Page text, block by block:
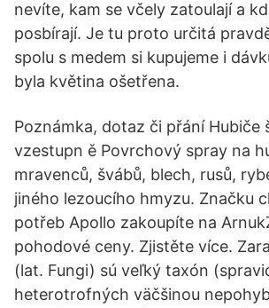
nevíte, kam se včely zatoulají a
posbírají. Je tu proto určitá
spolu s medem si kupujeme i
byla květina ošetřena.
Poznámka, dotaz či přání Hubiče
vzestupn ě Povrchový spray na
mravenců, švábů, blech, rusů,
jiného lezoucího hmyzu. Značku
potřeb Apollo zakoupíte na
pohodové ceny. Zjistěte více.
(lat. Fungi) sú veľký taxón
heterotrofných väčšinou